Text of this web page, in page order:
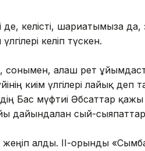
келісті, шариғатымызға
келіп түскен.
алғаш рет
киім үлгілері лайық
Бас мүфтиі Әбсаттар қажы
дайындалған сый-
алды. ІІ-орынды